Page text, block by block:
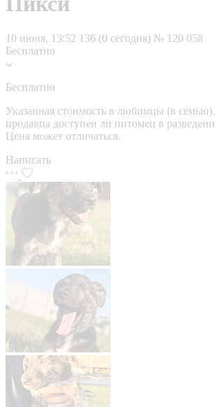
10 июня, 13:52 136 (0 сегодня) № 120 058
Бесплатно
Бесплатно
Указанная стоимость в любимцы (в
продавца доступен ли питомец в
Цена может отличаться.
Написать